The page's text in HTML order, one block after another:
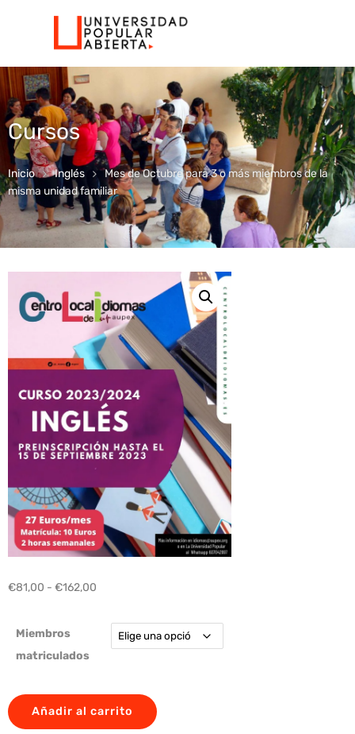
Cursos
Inicio Inglés
Mes de Octubre para 3 o más miembros de la
misma unidad familiar
€81,00 - €162,00
Miembros
matriculados
Añadir al carrito